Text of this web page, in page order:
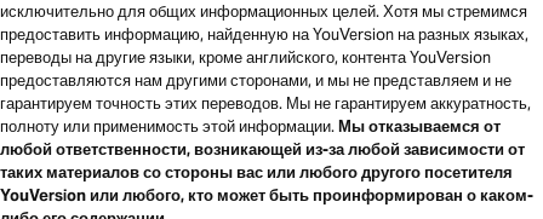
исключительно для общих информационных целей. Хотя мы стремимся
предоставить информацию, найденную на YouVersion на разных языках,
переводы на другие языки, кроме английского, контента YouVersion
предоставляются нам другими сторонами, и мы не представляем и не
гарантируем точность этих переводов. Мы не гарантируем аккуратность,
полноту или применимость этой информации.Мы отказываемся от
любой ответственности, возникающей из-за любой зависимости от
таких материалов со стороны вас или любого другого посетителя
YouVersion или любого, кто может быть проинформирован о каком-